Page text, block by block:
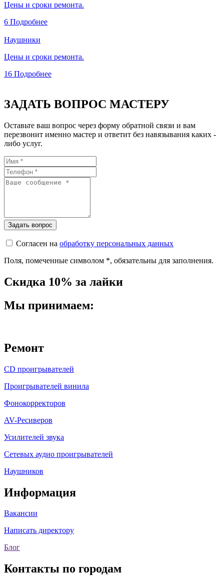
Цены и сроки ремонта.
6 Подробнее
Наушники
Цены и сроки ремонта.
16 Подробнее
ЗАДАТЬ ВОПРОС МАСТЕРУ
Оставьте ваш вопрос через форму обратной связи и вам
перезвонит именно мастер и ответит без навязывания каких -
либо услуг.
Согласен на обработку персональных данных
Поля, помеченные символом *, обязательны для заполнения.
Скидка 10% за лайки
Мы принимаем:
Ремонт
CD проигрывателей
Проигрывателей винила
Фонокорректоров
AV-Ресиверов
Усилителей звука
Сетевых аудио проигрывателей
Наушников
Информация
Вакансии
Написать директору
Блог
Контакты по городам